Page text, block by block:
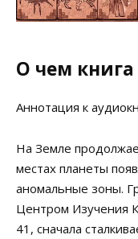
О чем книга
Аннотация к
На Земле
местах планеты
аномальные зоны.
Центром Изучения
41, сначала